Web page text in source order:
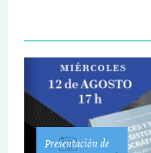
Presentación de